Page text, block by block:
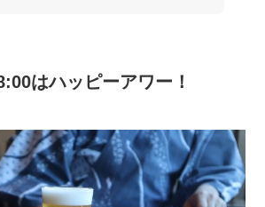
はハッピーアワー！